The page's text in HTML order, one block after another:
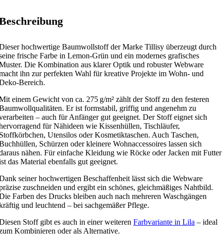
hochwertige Baumwollstoff der Marke Tillisy überzeugt durch
frische Farbe in Lemon-Grün und ein modernes grafisches
Die Kombination aus klarer Optik und robuster Webware
ihn zur perfekten Wahl für kreative Projekte im Wohn- und
Bereich.
einem Gewicht von ca. 275 g/m² zählt der Stoff zu den festeren
Er ist formstabil, griffig und angenehm zu
– auch für Anfänger gut geeignet. Der Stoff eignet sich
für Nähideen wie Kissenhüllen, Tischläufer,
Utensilos oder Kosmetiktaschen. Auch Taschen,
Schürzen oder kleinere Wohnaccessoires lassen sich
nähen. Für einfache Kleidung wie Röcke oder Jacken mit Futter
das Material ebenfalls gut geeignet.
seiner hochwertigen Beschaffenheit lässt sich die Webware
zuschneiden und ergibt ein schönes, gleichmäßiges Nahtbild.
Farben des Drucks bleiben auch nach mehreren Waschgängen
und leuchtend – bei sachgemäßer Pflege.
Stoff gibt es auch in einer weiteren Farbvariante in Lila – ideal
Kombinieren oder als Alternative.